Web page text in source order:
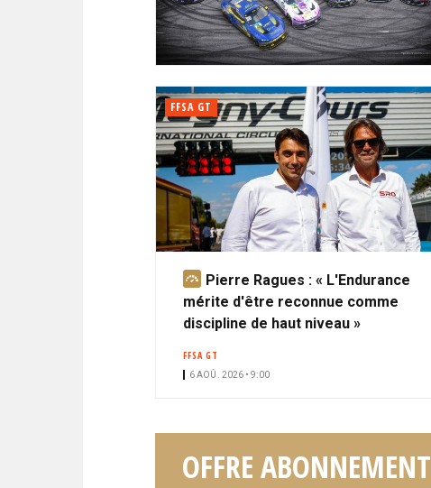
C
P
A
L
E
A
N
FFSA GT
A
b
o
Pierre Ragues : « L'Endurance
mérite d'être reconnue comme
discipline de haut niveau »
FFSA GT
6 AOÛ. 2026 • 9:00
OFFRE ABONNEMENT